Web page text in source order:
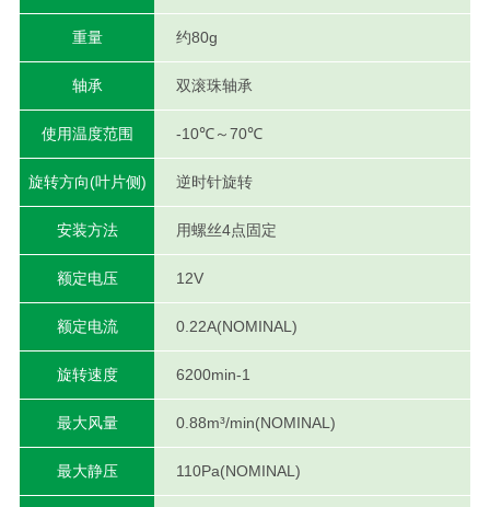
重量 约80g
轴承 双滚珠轴承
使用温度范围 -10℃～70℃
旋转方向(叶片侧) 逆时针旋转
安装方法 用螺丝4点固定
额定电压 12V
额定电流 0.22A(NOMINAL)
旋转速度 6200min-1
最大风量 0.88m³/min(NOMINAL)
最大静压 110Pa(NOMINAL)